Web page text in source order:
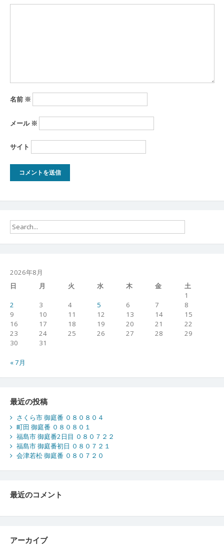
名前 ※
メール ※
サイト
2026年8月
日
月 火 水 木 金
土
1
2
3 4 5 6 7
8
9
10 11 12 13 14
15
16
17 18 19 20 21
22
23
24 25 26 27 28
29
30
31
« 7月
最近の投稿
さくら市 御庭番 ０８０８０４
町田 御庭番 ０８０８０１
福島市 御庭番2日目 ０８０７２２
福島市 御庭番初日 ０８０７２１
会津若松 御庭番 ０８０７２０
最近のコメント
アーカイブ